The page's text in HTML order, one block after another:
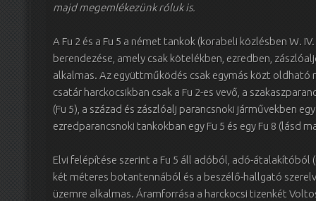
majd megemlékezünk róluk is.
A Fu 2 és a Fu 5 a német tankok (korabeli közlésben W.
berendezése, amely csak kötelékben, ezredben,
alkalmas. Az együttműködés csak egymás közt oldható
csatár harckocsikban csak a Fu 2-es vevő, a
(Fu 5), a század és zászlóalj parancsnoki járművekben egy
ezredparancsnoki tankokban egy Fu 5 és egy Fu 8 (lásd
Elvi felépítése szerint a Fu 5 áll adóból, adó-
két méteres botantennából és a beszélő-hallgató
üzemre alkalmas. Áramforrása a harckocsi tizenkét